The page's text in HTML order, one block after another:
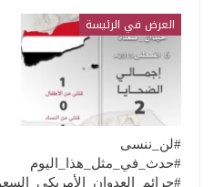
العرض في الرئيسة
#لن_ننسى
#حدث_في_مثل_هذا_اليوم